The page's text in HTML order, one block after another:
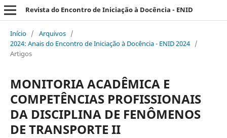
Revista do Encontro de Iniciação à Docência - ENID
Início / Arquivos /
2024: Anais do Encontro de Iniciação à Docência - ENID 2024 /
Artigos
MONITORIA ACADÊMICA E
COMPETÊNCIAS PROFISSIONAIS
DA DISCIPLINA DE FENÔMENOS
DE TRANSPORTE II